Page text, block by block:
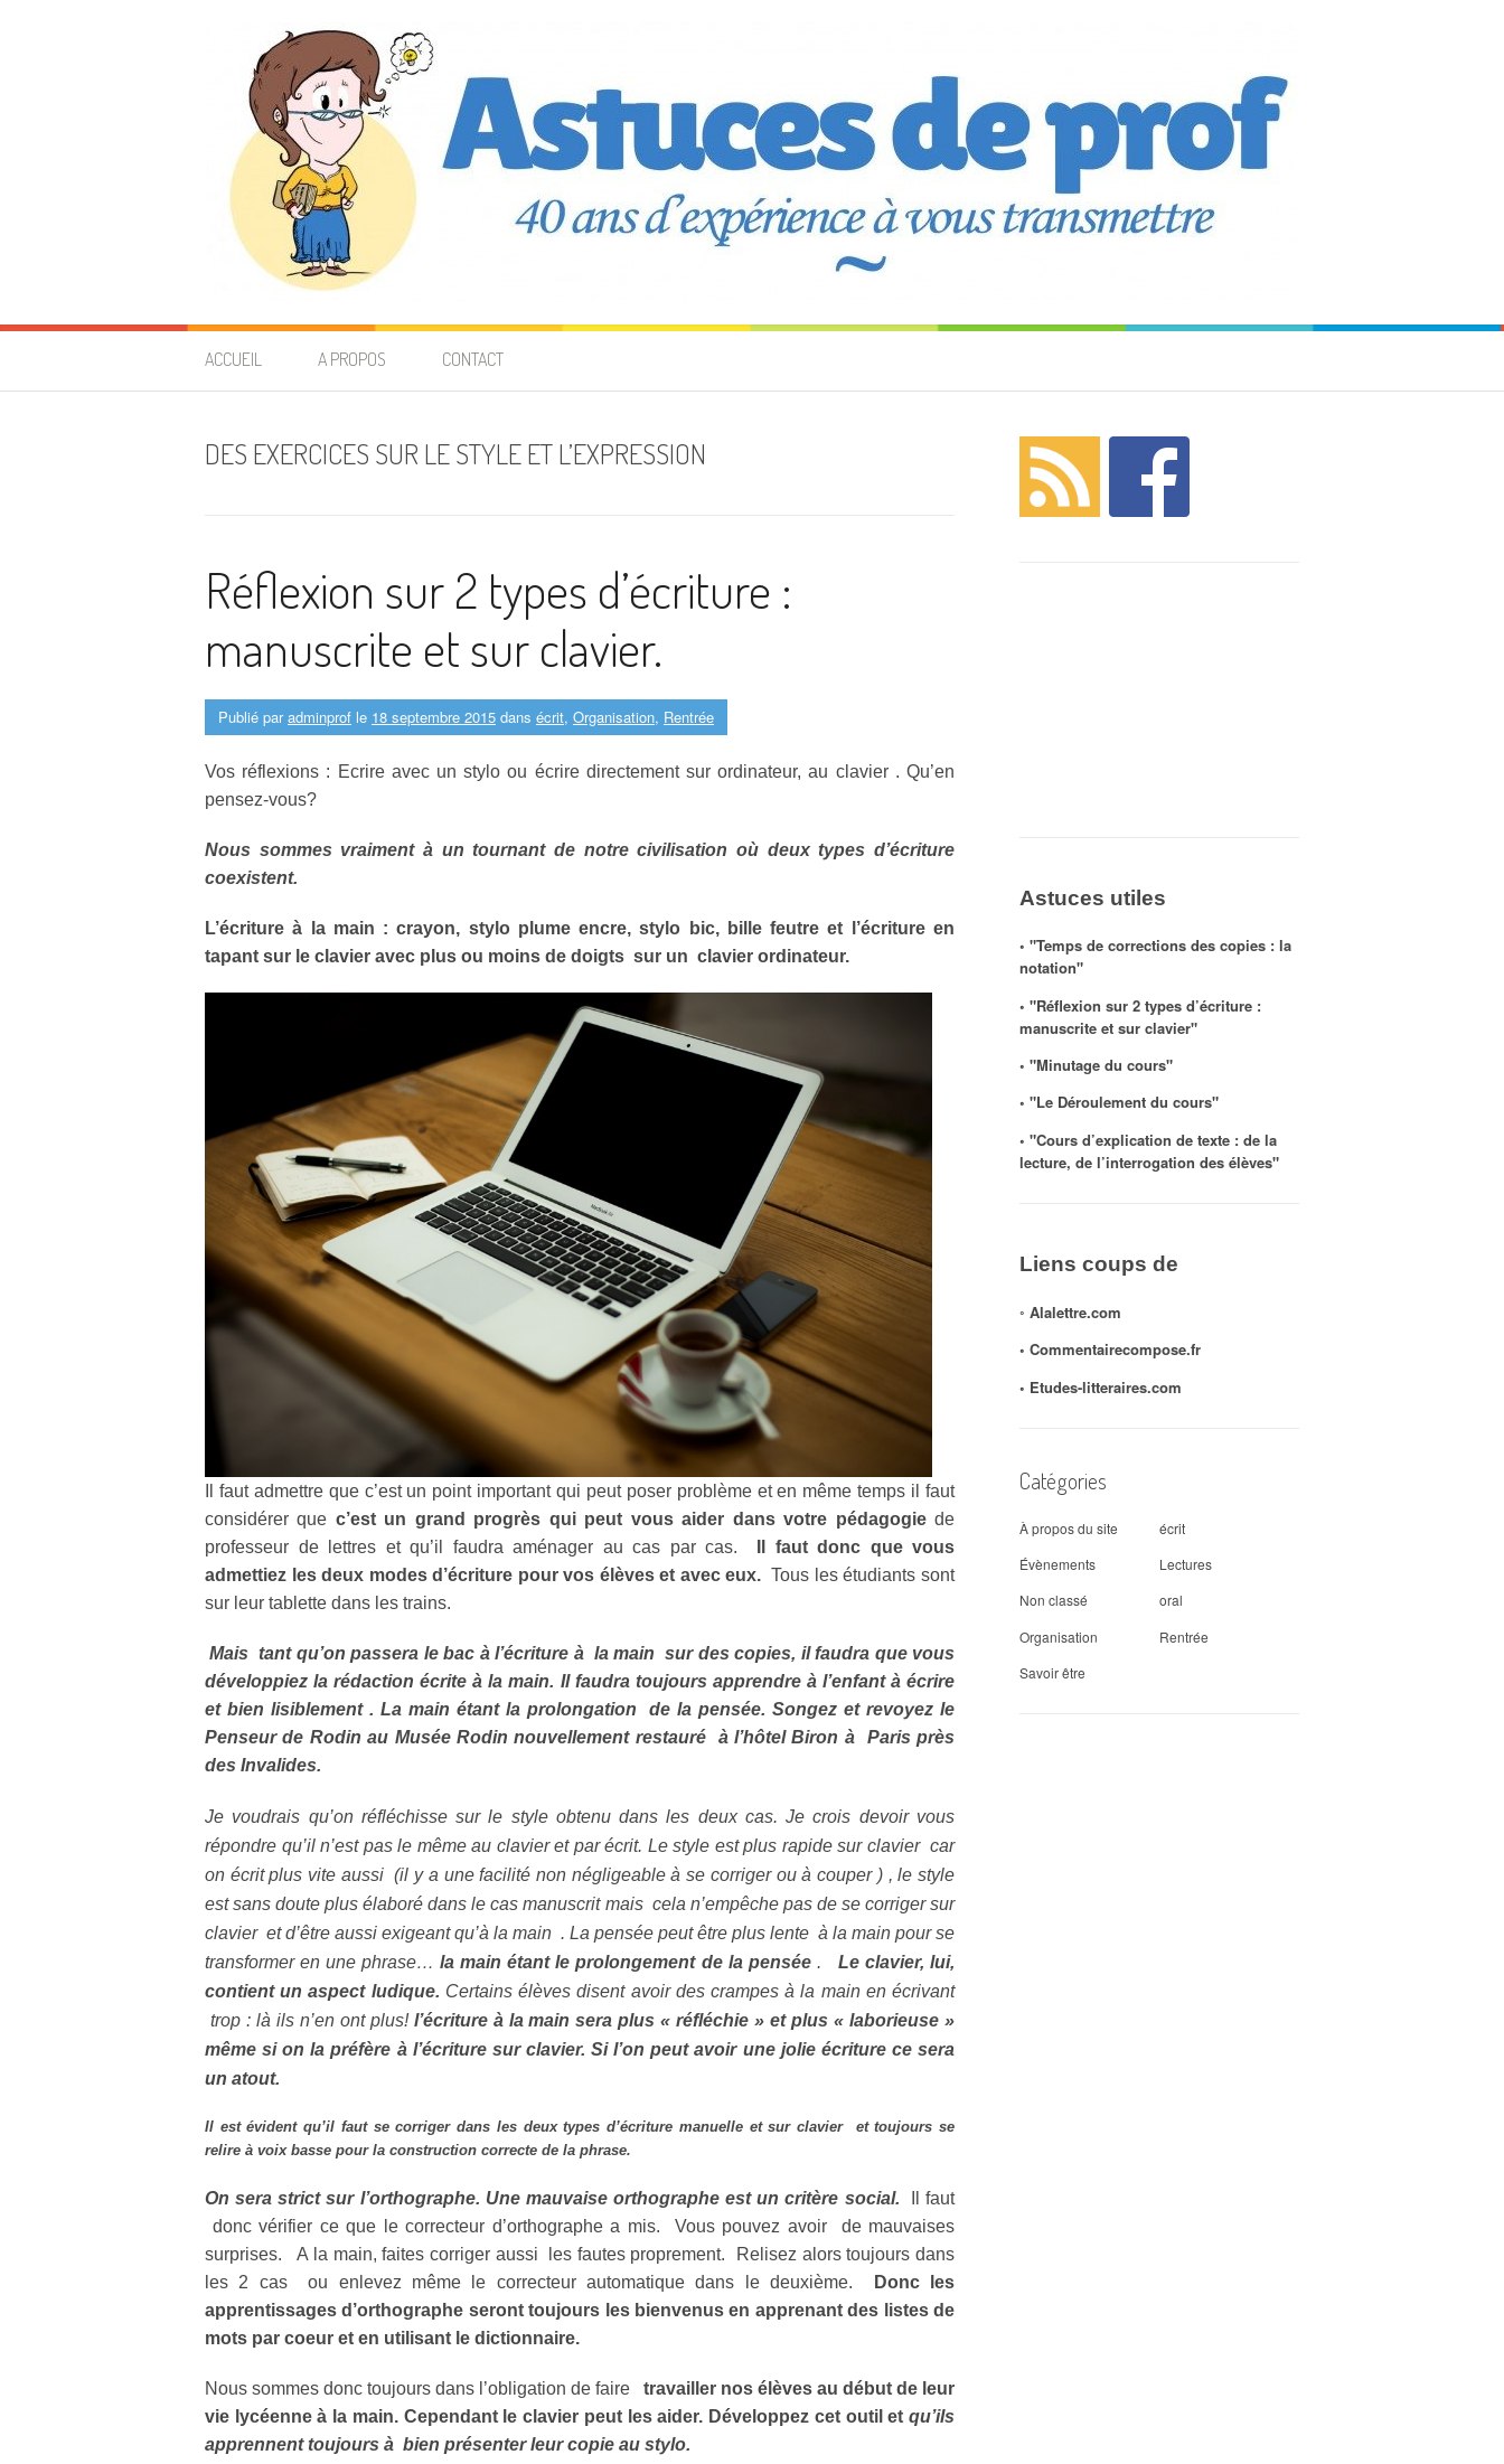
Astuces de prof
ACCUEIL A PROPOS CONTACT
DES EXERCICES SUR LE STYLE ET L’EXPRESSION
Réflexion sur 2 types d’écriture :
manuscrite et sur clavier.
Publié paradminprof le 18 septembre 2015 dans écrit, Organisation, Rentrée
Vos réflexions : Ecrire avec un stylo ou écrire directement sur ordinateur, au clavier . Qu’en
pensez-vous?
Nous sommes vraiment à un tournant de notre civilisation où deux types d’écriture
coexistent.
L’écriture à la main : crayon, stylo plume encre, stylo bic, bille feutreet l’écriture en
tapant sur le clavier avec plus ou moins de doigts sur un clavier ordinateur.
Il faut admettre que c’est un point important qui peut poser problème et en même temps il faut
considérer que c’est un grand progrès qui peut vous aider dans votre pédagogiede
professeur de lettres et qu’il faudra aménager au cas par cas.
Il faut donc que vous
admettiez les deux modes d’écriture pour vos élèves et avec eux. Tous les étudiants sont
sur leur tablette dans les trains.
Mais tant qu’on passera le bac à l’écriture à la main sur des copies, il faudra que vous
développiez la rédaction écrite à la main. Il faudra toujours apprendre à l’enfant à écrire
et bien lisiblement . La main étant la prolongation de la pensée. Songez et revoyez le
Penseur de Rodin au Musée Rodinnouvellement restauré àl’hôtelBiron à Paris près
des Invalides.
Je voudrais qu’on réfléchisse sur le style obtenu dans les deux cas. Je crois devoir vous
répondre qu’il n’est pas le même au clavier et par écrit. Le style est plus rapide sur clavier car
on écrit plus vite aussi (il y a une facilité non négligeable à se corriger ou à couper ) , le style
est sans doute plus élaboré dans le cas manuscrit mais cela n’empêche pas de se corriger sur
clavier et d’être aussi exigeant qu’à la main . La pensée peut être plus lente à la main pour se
transformer en une phrase…la main étant le prolongement de la pensée. Le clavier, lui,
contient un aspect ludique. Certains élèves disent avoir des crampes à la main en écrivant
trop : là ils n’en ont plus!l’écriture à la main sera plus « réfléchie » et plus « laborieuse »
même si on la préfère à l’écriture sur clavier. Si l’on peut avoir une jolie écriture ce sera
un atout.
Il est évident qu’il faut se corriger dans les deux types d’écriture manuelle et sur clavier et toujours se
relire à voix basse pour la construction correcte de la phrase.
On sera strict sur l’orthographe. Une mauvaise orthographe est un critère social.
Il faut
donc vérifier ce que le correcteur d’orthographe a mis. Vous pouvez avoir de mauvaises
surprises. A la main, faites corriger aussi les fautes proprement. Relisez alors toujours dans
les 2 cas ou enlevez même le correcteur automatique dans le deuxième.
Donc les
apprentissages d’orthographe seront toujours les bienvenus en apprenant des listes de
mots par coeur et en utilisant le dictionnaire.
Nous sommes donc toujours dans l’obligation de faire
travailler nos élèves au début de leur
vie lycéenne à la main. Cependant le clavier peut les aider. Développez cet outil et qu’ils
apprennent toujours à bien présenter leur copie au stylo.
Astuces utiles
◦ "Temps de corrections des copies : la
notation"
◦ "Réflexion sur 2 types d’écriture :
manuscrite et sur clavier"
◦ "Minutage du cours"
◦ "Le Déroulement du cours"
◦ "Cours d’explication de texte : de la
lecture, de l’interrogation des élèves"
Liens coups de
◦ Alalettre.com
◦ Commentairecompose.fr
◦ Etudes-litteraires.com
Catégories
À propos du site
écrit
Évènements
Lectures
Non classé
oral
Organisation
Rentrée
Savoir être